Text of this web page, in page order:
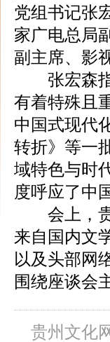
党组书记张
家广电总局
副主席、影
张宏森指
有着特殊且
中国式现代
转折》等一
域特色与时
度呼应了中
会上，贵
来自国内文
以及头部网
围绕座谈会
贵州文化